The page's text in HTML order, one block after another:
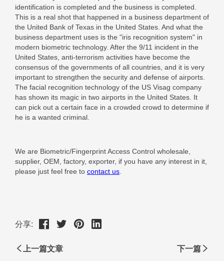
分享:
上一篇文章 下一篇